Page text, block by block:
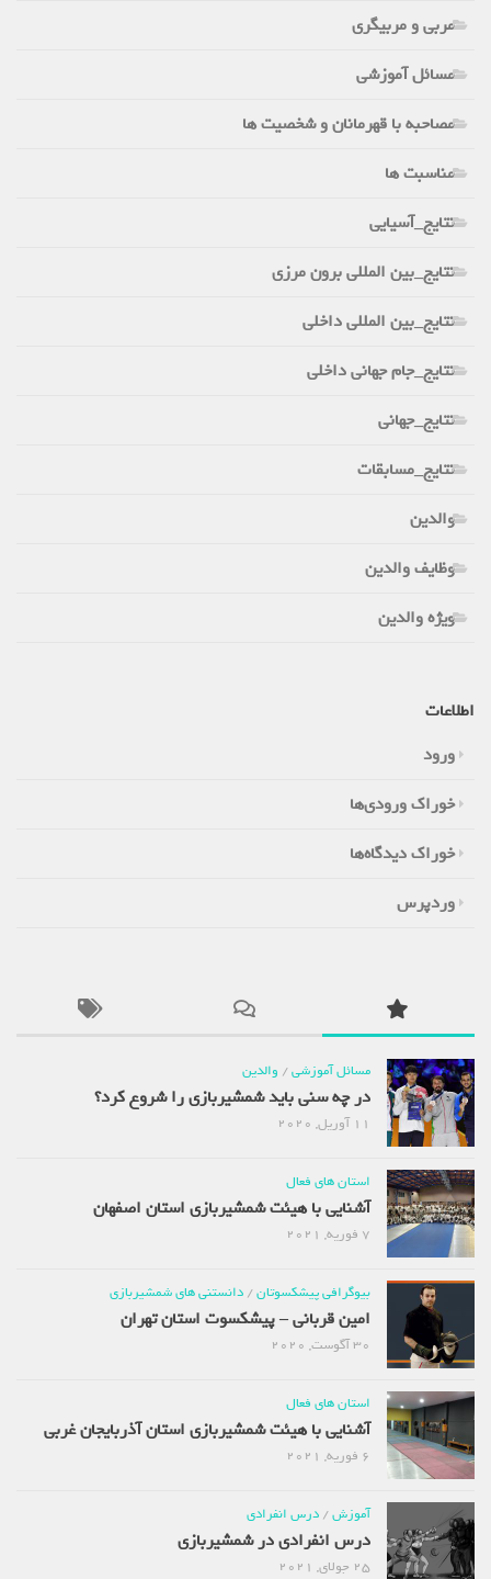
مربی و مربیگری
مسائل آموزشی
مصاحبه با قهرمانان و شخصیت ها
مناسبت ها
نتایج_آسیایی
نتایج_بین المللی برون مرزی
نتایج_بین المللی داخلی
نتایج_جام جهانی داخلی
نتایج_جهانی
نتایج_مسابقات
والدین
وظایف والدین
ویژه والدین
اطلاعات
ورود
خوراک ورودی‌ها
خوراک دیدگاه‌ها
وردپرس
مسائل آموزشی/ والدین
در چه سنی باید شمشیربازی را شروع کرد؟
11 آوریل, 2020
استان های فعال
آشنایی با هیئت شمشیربازی استان اصفهان
7 فوریه, 2021
بیوگرافی پیشکسوتان/ دانستنی های شمشیربازی
امین قربانی – پیشکسوت استان تهران
30 آگوست, 2020
استان های فعال
آشنایی با هیئت شمشیربازی استان آذربایجان غربی
6 فوریه, 2021
آموزش/ درس انفرادی
درس انفرادی در شمشیربازی
25 جولای, 2021